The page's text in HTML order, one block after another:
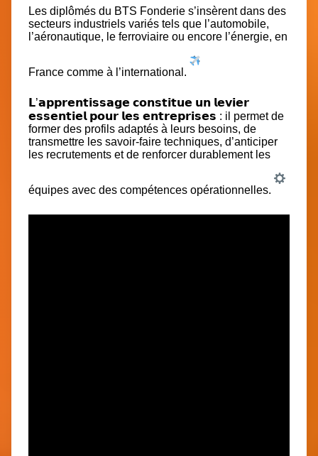
Les diplômés du BTS Fonderie s’insèrent dans des
secteurs industriels variés tels que l’automobile,
l’aéronautique, le ferroviaire ou encore l’énergie, en
France comme à l’international.
𝗟’𝗮𝗽𝗽𝗿𝗲𝗻𝘁𝗶𝘀𝘀𝗮𝗴𝗲 𝗰𝗼𝗻𝘀𝘁𝗶𝘁𝘂𝗲 𝘂𝗻 𝗹𝗲𝘃𝗶𝗲𝗿
𝗲𝘀𝘀𝗲𝗻𝘁𝗶𝗲𝗹 𝗽𝗼𝘂𝗿 𝗹𝗲𝘀 𝗲𝗻𝘁𝗿𝗲𝗽𝗿𝗶𝘀𝗲𝘀 : il permet de
former des profils adaptés à leurs besoins, de
transmettre les savoir-faire techniques, d’anticiper
les recrutements et de renforcer durablement les
équipes avec des compétences opérationnelles.